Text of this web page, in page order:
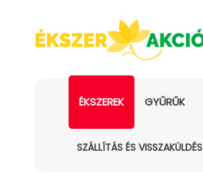
ÉKSZEREK GYŰRŰK
SZÁLLÍTÁS ÉS VISSZAKÜLDÉS